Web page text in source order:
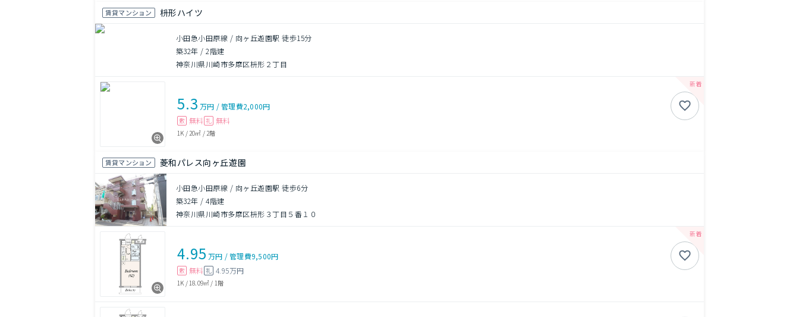
賃貸マンション 枡形ハイツ
小田急小田原線 / 向ヶ丘遊園駅 徒歩15分
築32年 /2階建
神奈川県川崎市多摩区枡形２丁目
5.3 万円 /管理費2,000円
敷 無料 礼 無料
1K / 20㎡ / 2階
賃貸マンション 菱和パレス向ヶ丘遊園
小田急小田原線 / 向ヶ丘遊園駅 徒歩6分
築32年 /4階建
神奈川県川崎市多摩区枡形３丁目５番１０
4.95 万円 /管理費9,500円
敷 無料 礼 4.95万円
1K / 18.09㎡ / 1階